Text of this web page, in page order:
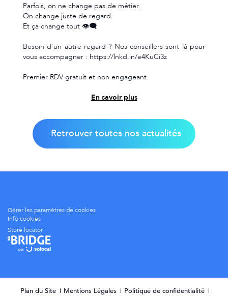
Parfois, on ne change pas de métier.
On change juste de regard.
Et ça change tout 👁️‍🗨️
Besoin d'un autre regard ? Nos conseillers sont là pour
vous accompagner : https://lnkd.in/e4KuCi3z
Premier RDV gratuit et non engageant.
En savoir plus
Retrouver toutes nos actualités
Gérer les paramètres de cookies
Info cookies
Store locator
Plan du Site Mentions Légales
Politique de confidentialité